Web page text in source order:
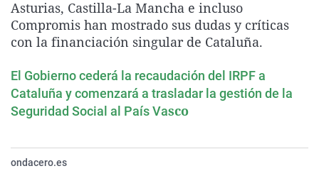
La rosa de los vientos
Gente viajera
Caso
Retornados
Operación Viuda
Extremadura
Galicia
Navarra
Virales
Televisión
Asturias, Castilla-La Mancha e incluso
Compromis han mostrado sus dudas y críticas
con la financiación singular de Cataluña.
El Gobierno cederá la recaudación del IRPF a
Cataluña y comenzará a trasladar la gestión de la
Seguridad Social al País Vasco
ondacero.es